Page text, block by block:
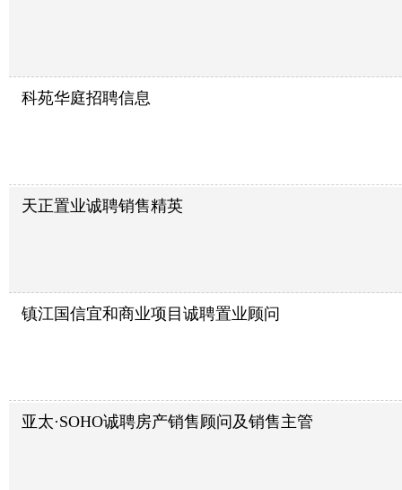
科苑华庭招聘信息
天正置业诚聘销售精英
镇江国信宜和商业项目诚聘置业顾问
亚太·SOHO诚聘房产销售顾问及销售主管